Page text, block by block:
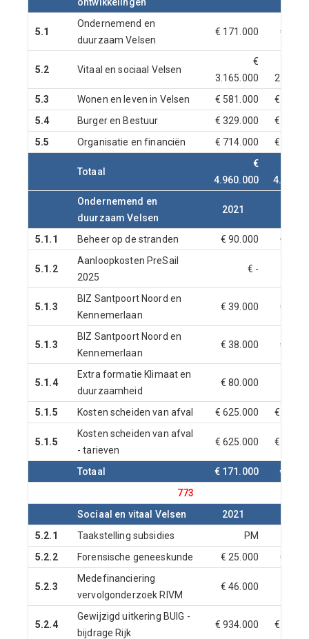
5.1
Ondernemend en
duurzaam Velsen
€ 171.000 €
5.2 Vitaal en sociaal Velsen
€
3.165.000
5.3
Wonen en leven in Velsen € 581.000
€
5.4
Burger en Bestuur € 329.000
€
5.5
Organisatie en financiën € 714.000 €
Totaal
€
4.960.000
Ondernemend en
duurzaam Velsen
2021
5.1.1 Beheer op de stranden € 90.000 €
5.1.2
Aanloopkosten PreSail
2025
€ -
5.1.3
BIZ Santpoort Noord en
Kennemerlaan
€ 39.000 €
5.1.3
BIZ Santpoort Noord en
Kennemerlaan
€ 38.000 €
5.1.4
Extra formatie Klimaat en
duurzaamheid
€ 80.000
5.1.5 Kosten scheiden van afval € 625.000 €
5.1.5
Kosten scheiden van afval
- tarieven
€ 625.000 €
Totaal € 171.000
€
773
Sociaal en vitaal Velsen
2021
5.2.1
Taakstelling subsidies PM
5.2.2
Forensische geneeskunde € 25.000 €
5.2.3
Medefinanciering
vervolgonderzoek RIVM
€ 46.000
5.2.4
Gewijzigd uitkering BUIG -
bijdrage Rijk
€ 934.000 €